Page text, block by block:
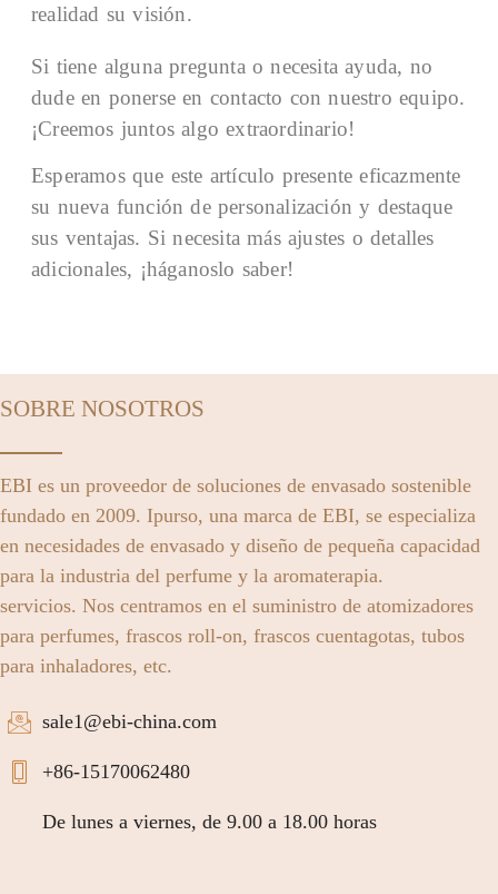
realidad su visión.
Si tiene alguna pregunta o necesita ayuda, no
dude en ponerse en contacto con nuestro equipo.
¡Creemos juntos algo extraordinario!
Esperamos que este artículo presente eficazmente
su nueva función de personalización y destaque
sus ventajas. Si necesita más ajustes o detalles
adicionales, ¡háganoslo saber!
SOBRE NOSOTROS
EBI es un proveedor de soluciones de envasado sostenible
fundado en 2009. Ipurso, una marca de EBI, se especializa
en necesidades de envasado y diseño de pequeña capacidad
para la industria del perfume y la aromaterapia.
servicios. Nos centramos en el suministro de atomizadores
para perfumes, frascos roll-on, frascos cuentagotas, tubos
para inhaladores, etc.
sale1@ebi-china.com
+86-15170062480
De lunes a viernes, de 9.00 a 18.00 horas